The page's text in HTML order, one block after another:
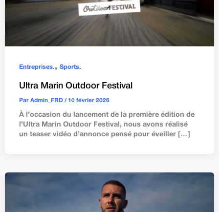
Entreprises.,Sports.
Ultra Marin Outdoor Festival
ParAdmin_FRD/ 10 février 2026
À l’occasion du lancement de la première édition de
l’Ultra Marin Outdoor Festival, nous avons réalisé
un teaser vidéo d’annonce pensé pour éveiller […]